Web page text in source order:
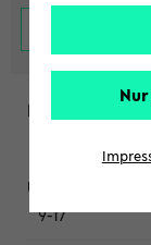
9-17